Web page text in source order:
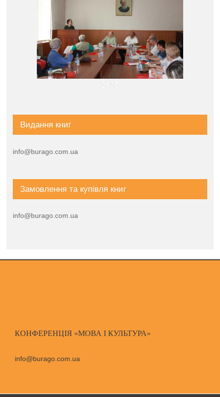
2017
Видання книг
info@burago.com.ua
Замовлення та купівля книг
info@burago.com.ua
КОНФЕРЕНЦІЯ «МОВА І КУЛЬТУРА»
info@burago.com.ua